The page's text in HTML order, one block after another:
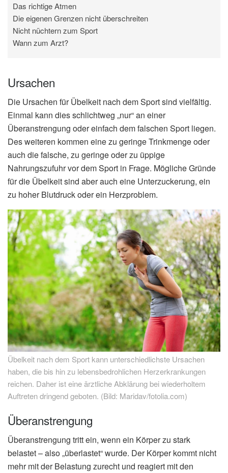
Das richtige Atmen
Die eigenen Grenzen nicht überschreiten
Nicht nüchtern zum Sport
Wann zum Arzt?
Ursachen
Die Ursachen für Übelkeit nach dem Sport sind vielfältig.
Einmal kann dies schlichtweg „nur“ an einer
Überanstrengung oder einfach dem falschen Sport liegen.
Des weiteren kommen eine zu geringe Trinkmenge oder
auch die falsche, zu geringe oder zu üppige
Nahrungszufuhr vor dem Sport in Frage. Mögliche Gründe
für die Übelkeit sind aber auch eine Unterzuckerung, ein
zu hoher Blutdruck oder ein Herzproblem.
Übelkeit nach dem Sport kann unterschiedlichste Ursachen
haben, die bis hin zu lebensbedrohlichen Herzerkrankungen
reichen. Daher ist eine ärztliche Abklärung bei wiederholtem
Auftreten dringend geboten. (Bild: Maridav/fotolia.com)
Überanstrengung
Überanstrengung tritt ein, wenn ein Körper zu stark
belastet – also „überlastet“ wurde. Der Körper kommt nicht
mehr mit der Belastung zurecht und reagiert mit den